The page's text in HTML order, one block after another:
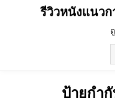
รีวิวหนังแนว
ป้ายกำ